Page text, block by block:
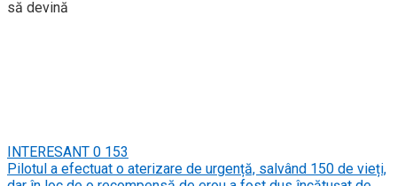
să devină
INTERESANT 0 153
Pilotul a efectuat o aterizare de urgență, salvând 150 de vieți,